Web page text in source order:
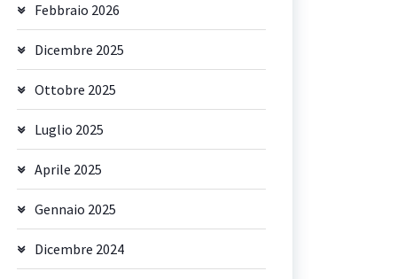
Febbraio 2026
Dicembre 2025
Ottobre 2025
Luglio 2025
Aprile 2025
Gennaio 2025
Dicembre 2024